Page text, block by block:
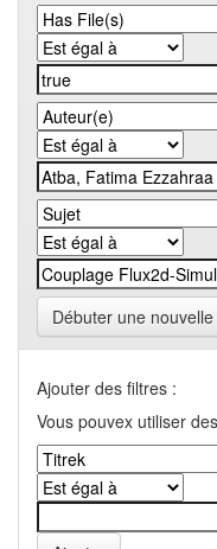
Débuter une
Ajouter des filtres :
Vous pouvex utiliser